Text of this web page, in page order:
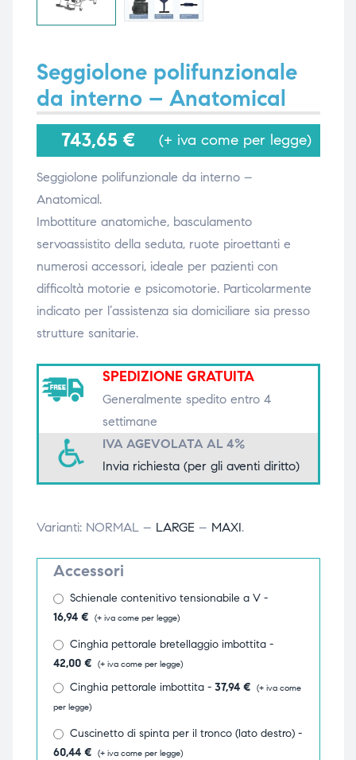
Seggiolone polifunzionale
da interno – Anatomical
743,65 € (+ iva come per legge)
Seggiolone polifunzionale da interno –
Anatomical.
Imbottiture anatomiche, basculamento
servoassistito della seduta, ruote piroettanti e
numerosi accessori, ideale per pazienti con
difficoltà motorie e psicomotorie. Particolarmente
indicato per l’assistenza sia domiciliare sia presso
strutture sanitarie.
SPEDIZIONE GRATUITA
Generalmente spedito entro 4
settimane
IVA AGEVOLATA AL 4%
Invia richiesta (per gli aventi diritto)
Varianti: NORMAL – LARGE– MAXI.
Accessori
Schienale contenitivo tensionabile a V -
16,94 € (+ iva come per legge)
Cinghia pettorale bretellaggio imbottita -
42,00 € (+ iva come per legge)
Cinghia pettorale imbottita - 37,94 € (+ iva come
per legge)
Cuscinetto di spinta per il tronco (lato destro) -
60,44 € (+ iva come per legge)